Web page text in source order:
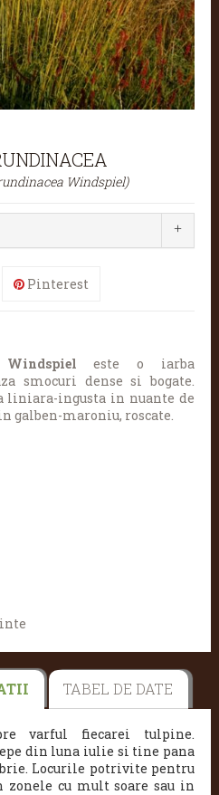
Windspiel)
Pinterest
Windspieleste o iarba
smocuri dense si bogate.
liniara-ingusta in nuante de
galben-maroniu, roscate.
TABEL DE DATE
varful fiecarei tulpine.
din luna iulie si tine pana
Locurile potrivite pentru
zonele cu mult soare sau in